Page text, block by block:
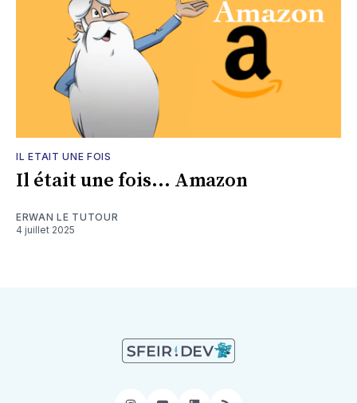
IL ETAIT UNE FOIS
Il était une fois... Amazon
ERWAN LE TUTOUR
4 juillet 2025